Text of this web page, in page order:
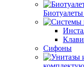
Сифоны